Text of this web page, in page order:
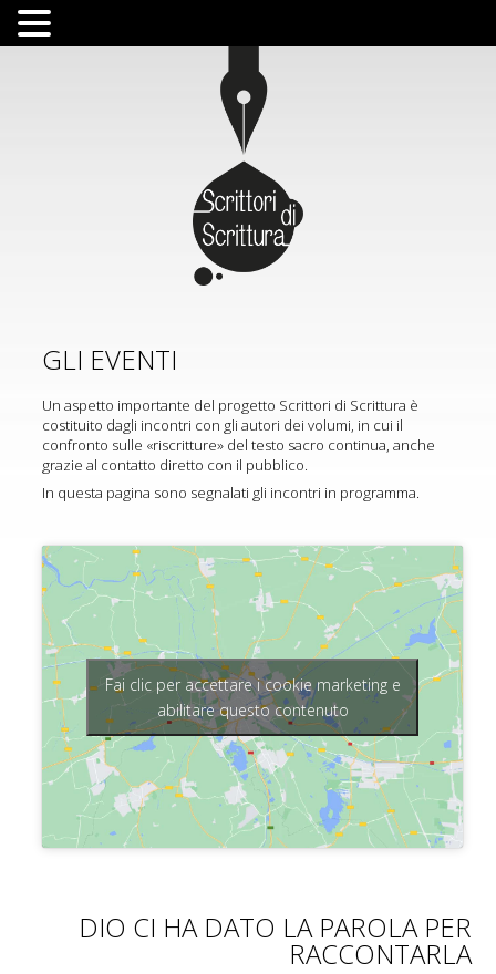
GLI EVENTI
Un aspetto importante del progetto Scrittori di Scrittura è
costituito dagli incontri con gli autori dei volumi, in cui il
confronto sulle «riscritture» del testo sacro continua, anche
grazie al contatto diretto con il pubblico.
In questa pagina sono segnalati gli incontri in programma.
Fai clic per accettare i cookie marketing e
abilitare questo contenuto
DIO CI HA DATO LA PAROLA PER
RACCONTARLA